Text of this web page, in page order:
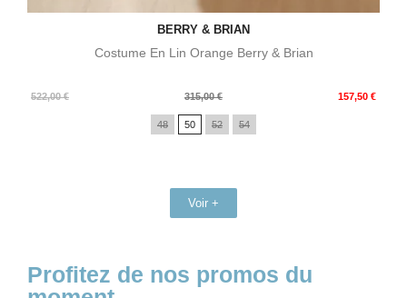
BERRY & BRIAN
Costume En Lin Orange Berry & Brian
522,00 €
Prix
315,00 € 157,50 €
Prix
48 50 52 54
Voir +
Profitez de nos promos du